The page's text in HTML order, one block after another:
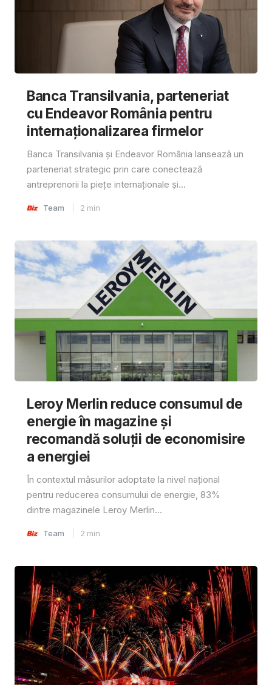
Banca Transilvania, parteneriat
cu Endeavor România pentru
internaționalizarea firmelor
Banca Transilvania și Endeavor România lansează un
parteneriat strategic prin care conectează
antreprenorii la piețe internaționale și...
Team 2 min
Leroy Merlin reduce consumul de
energie în magazine și
recomandă soluții de economisire
a energiei
În contextul măsurilor adoptate la nivel național
pentru reducerea consumului de energie, 83%
dintre magazinele Leroy Merlin...
Team 2 min